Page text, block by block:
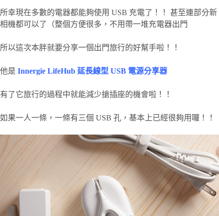
所幸現在多數的電器都能夠使用 USB 充電了！！ 甚至連部分新
相機都可以了（整個方便很多，不用帶一堆充電器出門
所以這次本胖就要分享一個出門旅行的好幫手啦！！
他是 Innergie LifeHub 延長線型 USB 電源分享器
有了它旅行的過程中就能減少搶插座的機會啦！！
如果一人一條，一條有三個 USB 孔，基本上已經很夠用囉！！